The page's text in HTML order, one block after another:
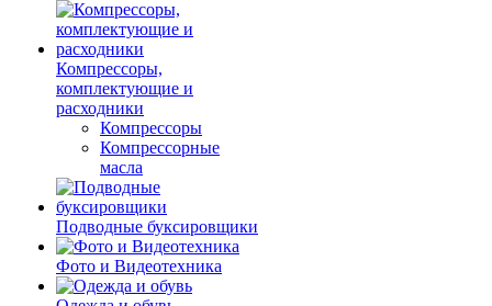
Компрессоры,
комплектующие и
расходники
Компрессоры
Компрессорные
масла
Подводные буксировщики
Фото и Видеотехника